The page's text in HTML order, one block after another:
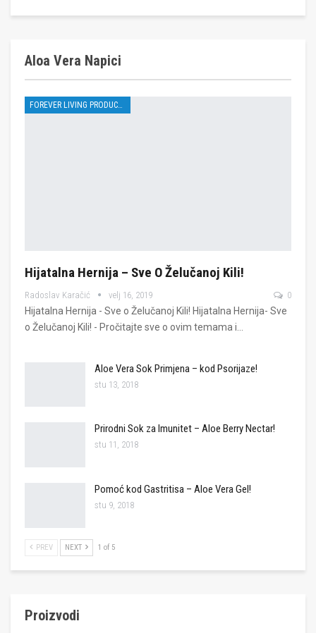
Aloa Vera Napici
Hijatalna Hernija – Sve O Želučanoj Kili!
Radoslav Karačić velj 16, 2019 0
Hijatalna Hernija - Sve o Želučanoj Kili! Hijatalna Hernija- Sve
o Želučanoj Kili! - Pročitajte sve o ovim temama i…
Aloe Vera Sok Primjena – kod Psorijaze!
stu 13, 2018
Prirodni Sok za Imunitet – Aloe Berry Nectar!
stu 11, 2018
Pomoć kod Gastritisa – Aloe Vera Gel!
stu 9, 2018
PREV NEXT 1 of 5
Proizvodi